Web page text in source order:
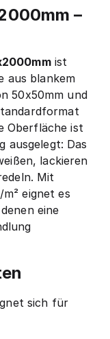
–
ist
aus blankem
50x50mm und
Oberfläche ist
ausgelegt: Das
lackieren
Mit
eignet es
eine
sich für